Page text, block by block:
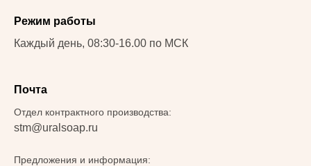
Режим работы
Каждый день, 08:30-16.00 по МСК
Почта
Отдел контрактного производства:
stm@uralsoap.ru
Предложения и информация: